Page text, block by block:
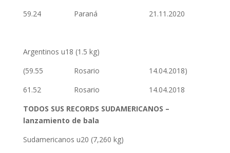
59.24 Paraná 21.11.2020
Argentinos u18 (1.5 kg)
(59.55 Rosario 14.04.2018)
61.52 Rosario 14.04.2018
TODOS SUS RECORDS SUDAMERICANOS –
lanzamiento de bala
Sudamericanos u20 (7,260 kg)